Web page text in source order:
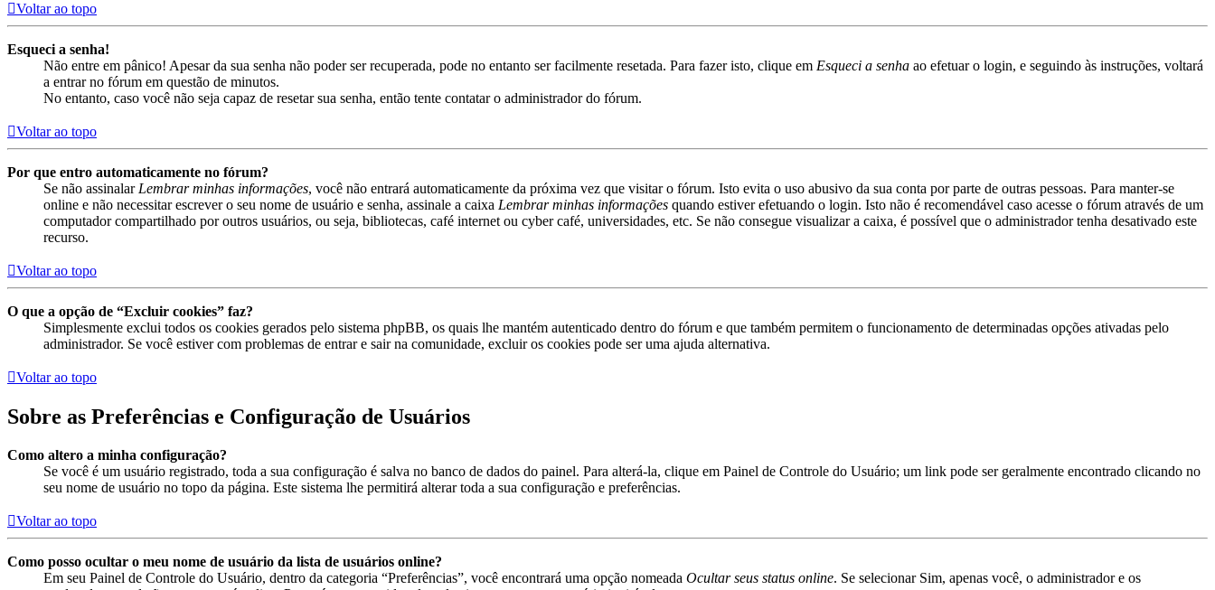
Voltar ao topo
Esqueci a senha!
Não entre em pânico! Apesar da sua senha não poder ser recuperada, pode no entanto ser facilmente resetada. Para fazer isto, clique em Esqueci a senha ao efetuar o login, e seguindo às instruções, voltará
a entrar no fórum em questão de minutos.
No entanto, caso você não seja capaz de resetar sua senha, então tente contatar o administrador do fórum.
Voltar ao topo
Por que entro automaticamente no fórum?
Se não assinalar Lembrar minhas informações, você não entrará automaticamente da próxima vez que visitar o fórum. Isto evita o uso abusivo da sua conta por parte de outras pessoas. Para manter-se
online e não necessitar escrever o seu nome de usuário e senha, assinale a caixa Lembrar minhas informações quando estiver efetuando o login. Isto não é recomendável caso acesse o fórum através de um
computador compartilhado por outros usuários, ou seja, bibliotecas, café internet ou cyber café, universidades, etc. Se não consegue visualizar a caixa, é possível que o administrador tenha desativado este
recurso.
Voltar ao topo
O que a opção de “Excluir cookies” faz?
Simplesmente exclui todos os cookies gerados pelo sistema phpBB, os quais lhe mantém autenticado dentro do fórum e que também permitem o funcionamento de determinadas opções ativadas pelo
administrador. Se você estiver com problemas de entrar e sair na comunidade, excluir os cookies pode ser uma ajuda alternativa.
Voltar ao topo
Sobre as Preferências e Configuração de Usuários
Como altero a minha configuração?
Se você é um usuário registrado, toda a sua configuração é salva no banco de dados do painel. Para alterá-la, clique em Painel de Controle do Usuário; um link pode ser geralmente encontrado clicando no
seu nome de usuário no topo da página. Este sistema lhe permitirá alterar toda a sua configuração e preferências.
Voltar ao topo
Como posso ocultar o meu nome de usuário da lista de usuários online?
Em seu Painel de Controle do Usuário, dentro da categoria “Preferências”, você encontrará uma opção nomeada Ocultar seus status online. Se selecionar Sim, apenas você, o administrador e os